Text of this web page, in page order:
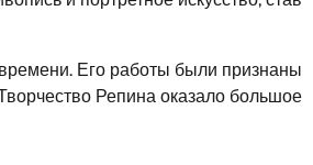
Его работы были признаны
Репина оказало большое